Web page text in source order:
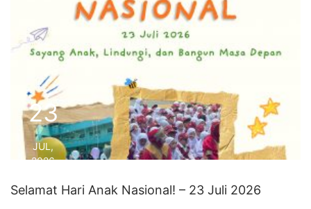
23
JUL,
2026
Selamat Hari Anak Nasional! – 23 Juli 2026